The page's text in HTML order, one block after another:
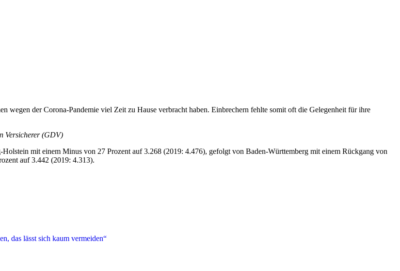
wegen der Corona-Pandemie viel Zeit zu Hause verbracht haben. Einbrechern fehlte somit oft die Gelegenheit für ihre
Versicherer (GDV)
mit einem Minus von 27 Prozent auf 3.268 (2019: 4.476), gefolgt von Baden-Württemberg mit einem Rückgang von
auf 3.442 (2019: 4.313).